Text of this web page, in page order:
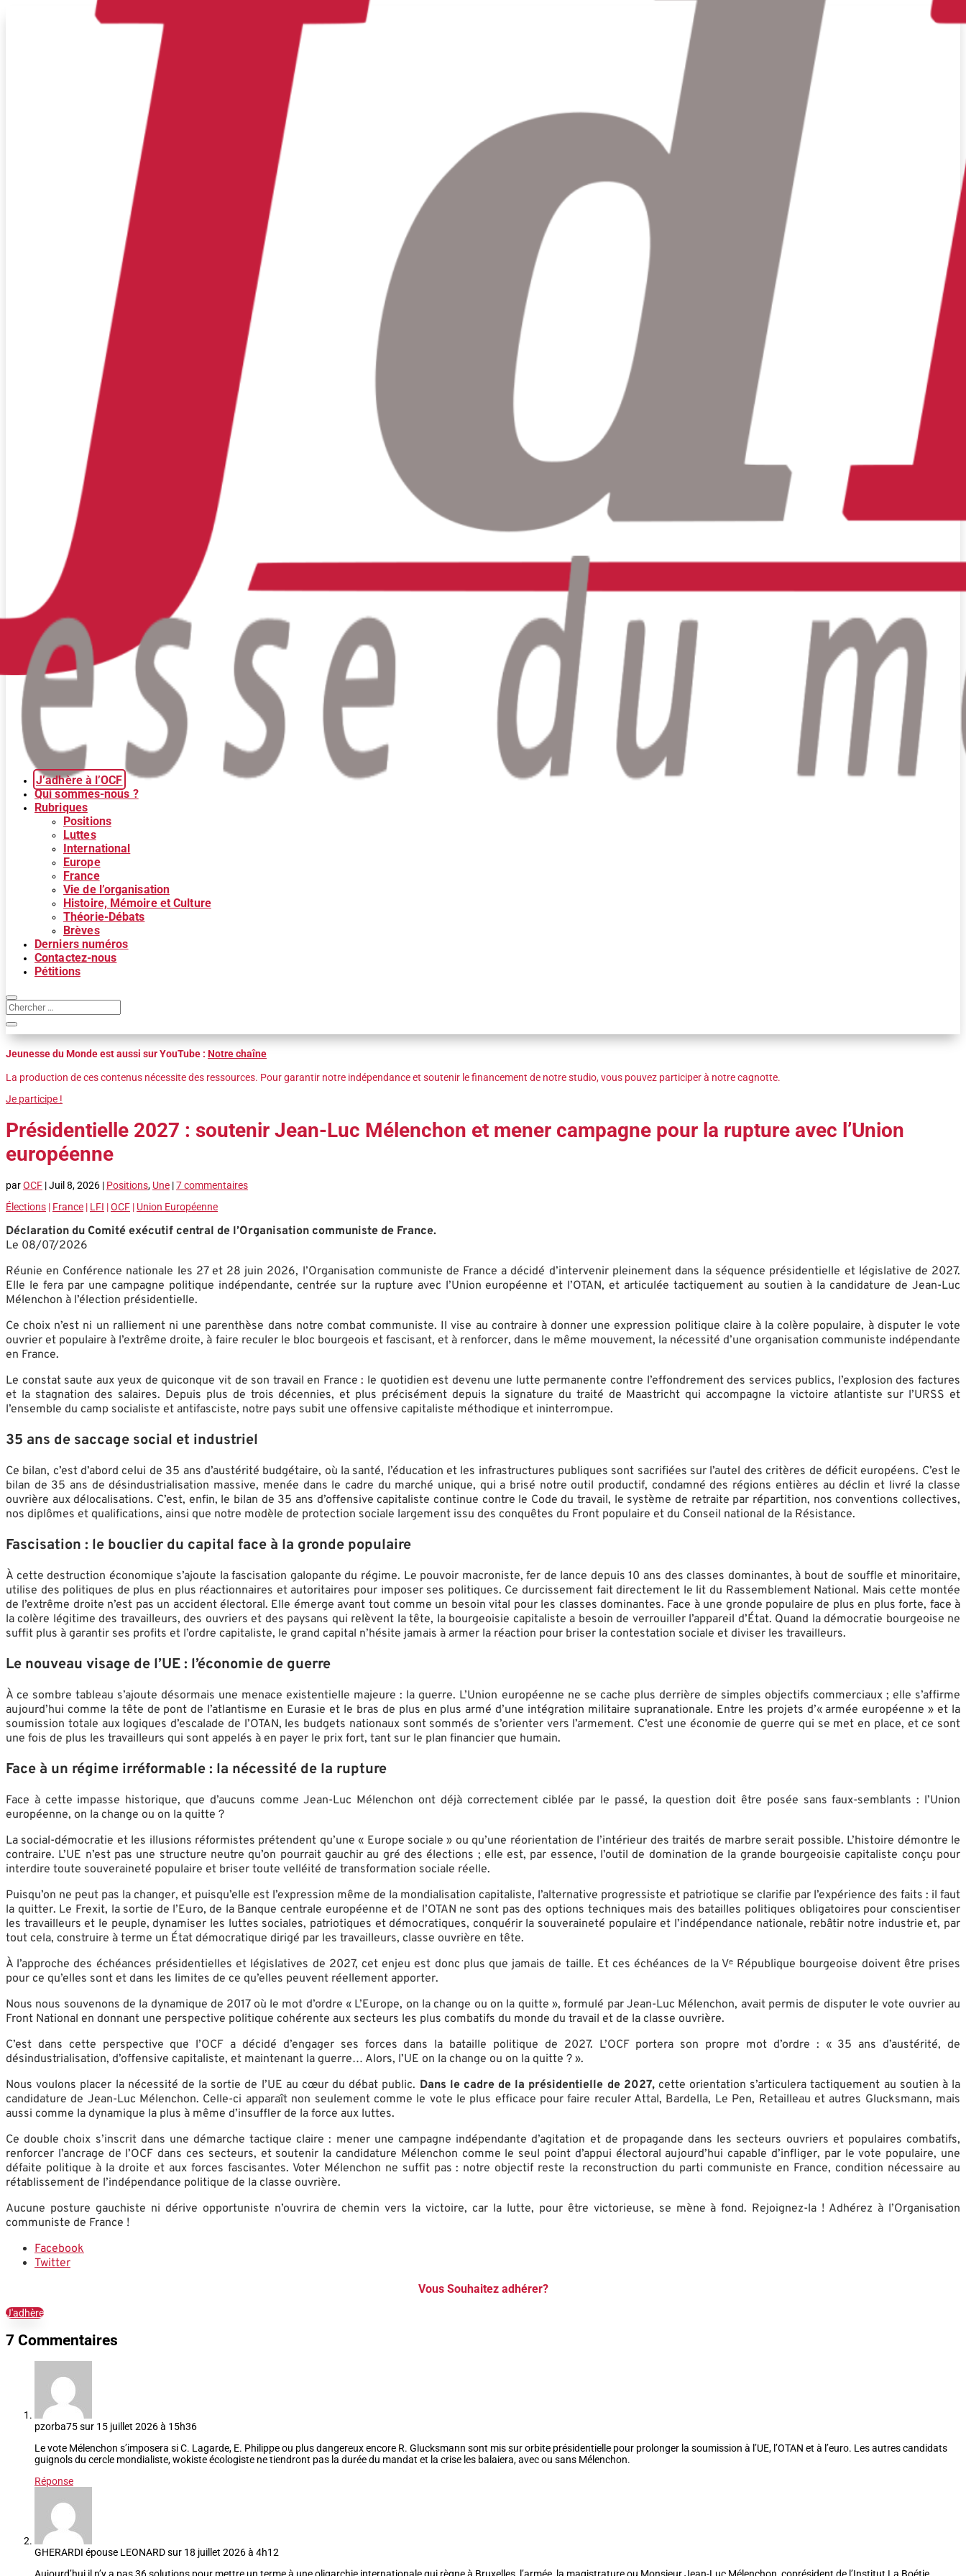
J’adhère à l’OCF
Qui sommes-nous ?
Rubriques
Positions
Luttes
International
Europe
France
Vie de l’organisation
Histoire, Mémoire et Culture
Théorie-Débats
Brèves
Derniers numéros
Contactez-nous
Pétitions
Jeunesse du Monde est aussi sur YouTube : Notre chaîne
La production de ces contenus nécessite des ressources. Pour garantir notre indépendance et soutenir le financement de notre studio, vous pouvez participer à notre cagnotte.
Je participe !
Présidentielle 2027 : soutenir Jean-Luc Mélenchon et mener campagne pour la rupture avec l’Union
européenne
parOCF |Juil 8, 2026 | Positions, Une |7 commentaires
Élections | France | LFI |OCF | Union Européenne
Déclaration du Comité exécutif central de l’Organisation communiste de France.
Le 08/07/2026
Réunie en Conférence nationale les 27 et 28 juin 2026, l’Organisation communiste de France a décidé d’intervenir pleinement dans la séquence présidentielle et législative de 2027.
Elle le fera par une campagne politique indépendante, centrée sur la rupture avec l’Union européenne et l’OTAN, et articulée tactiquement au soutien à la candidature de Jean-Luc
Mélenchon à l’élection présidentielle.
Ce choix n’est ni un ralliement ni une parenthèse dans notre combat communiste. Il vise au contraire à donner une expression politique claire à la colère populaire, à disputer le vote
ouvrier et populaire à l’extrême droite, à faire reculer le bloc bourgeois et fascisant, et à renforcer, dans le même mouvement, la nécessité d’une organisation communiste indépendante
en France.
Le constat saute aux yeux de quiconque vit de son travail en France : le quotidien est devenu une lutte permanente contre l’effondrement des services publics, l’explosion des factures
et la stagnation des salaires. Depuis plus de trois décennies, et plus précisément depuis la signature du traité de Maastricht qui accompagne la victoire atlantiste sur l’URSS et
l’ensemble du camp socialiste et antifasciste, notre pays subit une offensive capitaliste méthodique et ininterrompue.
35 ans de saccage social et industriel
Ce bilan, c’est d’abord celui de 35 ans d’austérité budgétaire, où la santé, l’éducation et les infrastructures publiques sont sacrifiées sur l’autel des critères de déficit européens. C’est le
bilan de 35 ans de désindustrialisation massive, menée dans le cadre du marché unique, qui a brisé notre outil productif, condamné des régions entières au déclin et livré la classe
ouvrière aux délocalisations. C’est, enfin, le bilan de 35 ans d’offensive capitaliste continue contre le Code du travail, le système de retraite par répartition, nos conventions collectives,
nos diplômes et qualifications, ainsi que notre modèle de protection sociale largement issu des conquêtes du Front populaire et du Conseil national de la Résistance.
Fascisation : le bouclier du capital face à la gronde populaire
À cette destruction économique s’ajoute la fascisation galopante du régime. Le pouvoir macroniste, fer de lance depuis 10 ans des classes dominantes, à bout de souffle et minoritaire,
utilise des politiques de plus en plus réactionnaires et autoritaires pour imposer ses politiques. Ce durcissement fait directement le lit du Rassemblement National. Mais cette montée
de l’extrême droite n’est pas un accident électoral. Elle émerge avant tout comme un besoin vital pour les classes dominantes. Face à une gronde populaire de plus en plus forte, face à
la colère légitime des travailleurs, des ouvriers et des paysans qui relèvent la tête, la bourgeoisie capitaliste a besoin de verrouiller l’appareil d’État. Quand la démocratie bourgeoise ne
suffit plus à garantir ses profits et l’ordre capitaliste, le grand capital n’hésite jamais à armer la réaction pour briser la contestation sociale et diviser les travailleurs.
Le nouveau visage de l’UE : l’économie de guerre
À ce sombre tableau s’ajoute désormais une menace existentielle majeure : la guerre. L’Union européenne ne se cache plus derrière de simples objectifs commerciaux ; elle s’affirme
aujourd’hui comme la tête de pont de l’atlantisme en Eurasie et le bras de plus en plus armé d’une intégration militaire supranationale. Entre les projets d’« armée européenne » et la
soumission totale aux logiques d’escalade de l’OTAN, les budgets nationaux sont sommés de s’orienter vers l’armement. C’est une économie de guerre qui se met en place, et ce sont
une fois de plus les travailleurs qui sont appelés à en payer le prix fort, tant sur le plan financier que humain.
Face à un régime irréformable : la nécessité de la rupture
Face à cette impasse historique, que d’aucuns comme Jean-Luc Mélenchon ont déjà correctement ciblée par le passé, la question doit être posée sans faux-semblants : l’Union
européenne, on la change ou on la quitte ?
La social-démocratie et les illusions réformistes prétendent qu’une « Europe sociale » ou qu’une réorientation de l’intérieur des traités de marbre serait possible. L’histoire démontre le
contraire. L’UE n’est pas une structure neutre qu’on pourrait gauchir au gré des élections ; elle est, par essence, l’outil de domination de la grande bourgeoisie capitaliste conçu pour
interdire toute souveraineté populaire et briser toute velléité de transformation sociale réelle.
Puisqu’on ne peut pas la changer, et puisqu’elle est l’expression même de la mondialisation capitaliste, l’alternative progressiste et patriotique se clarifie par l’expérience des faits : il faut
la quitter. Le Frexit, la sortie de l’Euro, de la Banque centrale européenne et de l’OTAN ne sont pas des options techniques mais des batailles politiques obligatoires pour conscientiser
les travailleurs et le peuple, dynamiser les luttes sociales, patriotiques et démocratiques, conquérir la souveraineté populaire et l’indépendance nationale, rebâtir notre industrie et, par
tout cela, construire à terme un État démocratique dirigé par les travailleurs, classe ouvrière en tête.
À l’approche des échéances présidentielles et législatives de 2027, cet enjeu est donc plus que jamais de taille. Et ces échéances de la Vᵉ République bourgeoise doivent être prises
pour ce qu’elles sont et dans les limites de ce qu’elles peuvent réellement apporter.
Nous nous souvenons de la dynamique de 2017 où le mot d’ordre « L’Europe, on la change ou on la quitte », formulé par Jean-Luc Mélenchon, avait permis de disputer le vote ouvrier au
Front National en donnant une perspective politique cohérente aux secteurs les plus combatifs du monde du travail et de la classe ouvrière.
C’est dans cette perspective que l’OCF a décidé d’engager ses forces dans la bataille politique de 2027. L’OCF portera son propre mot d’ordre : « 35 ans d’austérité, de
désindustrialisation, d’offensive capitaliste, et maintenant la guerre… Alors, l’UE on la change ou on la quitte ? ».
Nous voulons placer la nécessité de la sortie de l’UE au cœur du débat public. Dans le cadre de la présidentielle de 2027, cette orientation s’articulera tactiquement au soutien à la
candidature de Jean-Luc Mélenchon. Celle-ci apparaît non seulement comme le vote le plus efficace pour faire reculer Attal, Bardella, Le Pen, Retailleau et autres Glucksmann, mais
aussi comme la dynamique la plus à même d’insuffler de la force aux luttes.
Ce double choix s’inscrit dans une démarche tactique claire : mener une campagne indépendante d’agitation et de propagande dans les secteurs ouvriers et populaires combatifs,
renforcer l’ancrage de l’OCF dans ces secteurs, et soutenir la candidature Mélenchon comme le seul point d’appui électoral aujourd’hui capable d’infliger, par le vote populaire, une
défaite politique à la droite et aux forces fascisantes. Voter Mélenchon ne suffit pas : notre objectif reste la reconstruction du parti communiste en France, condition nécessaire au
rétablissement de l’indépendance politique de la classe ouvrière.
Aucune posture gauchiste ni dérive opportuniste n’ouvrira de chemin vers la victoire, car la lutte, pour être victorieuse, se mène à fond. Rejoignez-la ! Adhérez à l’Organisation
communiste de France !
Facebook
Twitter
Vous Souhaitez adhérer?
J'adhère
7 Commentaires
pzorba75sur 15 juillet 2026 à 15h36
Le vote Mélenchon s’imposera si C. Lagarde, E. Philippe ou plus dangereux encore R. Glucksmann sont mis sur orbite présidentielle pour prolonger la soumission à l’UE, l’OTAN et à l’euro. Les autres candidats
guignols du cercle mondialiste, wokiste écologiste ne tiendront pas la durée du mandat et la crise les balaiera, avec ou sans Mélenchon.
Réponse
GHERARDI épouse LEONARDsur 18 juillet 2026 à 4h12